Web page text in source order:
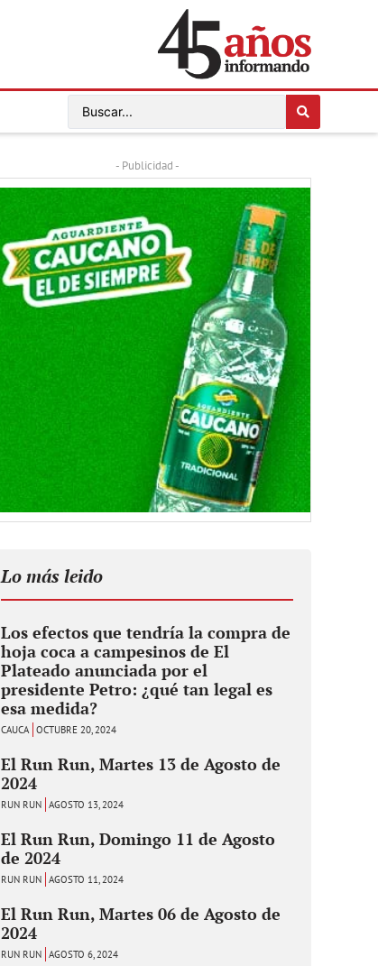
- Publicidad -
Lo más leido
Los efectos que tendría la compra de
hoja coca a campesinos de El
Plateado anunciada por el
presidente Petro: ¿qué tan legal es
esa medida?
CAUCA OCTUBRE 20, 2024
El Run Run, Martes 13 de Agosto de
2024
RUN RUN AGOSTO 13, 2024
El Run Run, Domingo 11 de Agosto
de 2024
RUN RUN AGOSTO 11, 2024
El Run Run, Martes 06 de Agosto de
2024
RUN RUN AGOSTO 6, 2024